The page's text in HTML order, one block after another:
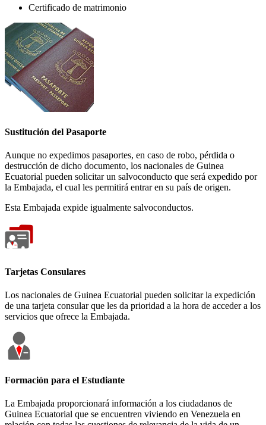
Certificado de matrimonio
Sustitución del Pasaporte
Aunque no expedimos pasaportes, en caso de robo, pérdida o
destrucción de dicho documento, los nacionales de Guinea
Ecuatorial pueden solicitar un salvoconducto que será expedido por
la Embajada, el cual les permitirá entrar en su país de origen.
Esta Embajada expide igualmente salvoconductos.
Tarjetas Consulares
Los nacionales de Guinea Ecuatorial pueden solicitar la expedición
de una tarjeta consular que les da prioridad a la hora de acceder a los
servicios que ofrece la Embajada.
Formación para el Estudiante
La Embajada proporcionará información a los ciudadanos de
Guinea Ecuatorial que se encuentren viviendo en Venezuela en